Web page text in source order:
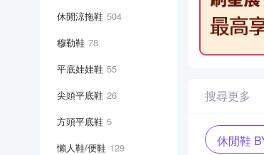
休閒涼拖鞋 504
穆勒鞋 78
平底娃娃鞋 55
尖頭平底鞋 26
方頭平底鞋 5
懶人鞋/便鞋 129
搜尋更多
休閒鞋